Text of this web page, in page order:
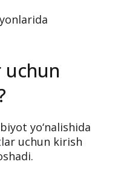
yo‘nalishida
uchun kirish